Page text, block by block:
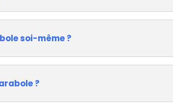
soi-même ?
?